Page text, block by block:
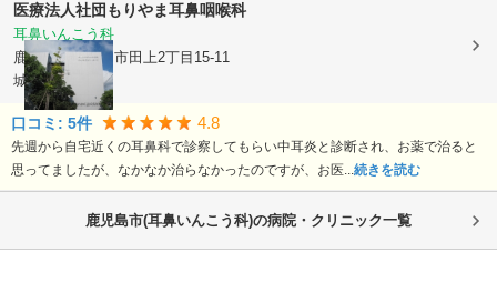
医療法人社団 もりやま耳鼻咽喉科
耳鼻いんこう科
鹿児島県鹿児島市田上2丁目15-11
城ケ平ビル
口コミ: 5件 4.8
先週から自宅近くの耳鼻科で診察してもらい中耳炎と診断され、お薬で治ると
思ってましたが、なかなか治らなかったのですが、お医...続きを読む
鹿児島市(耳鼻いんこう科)の病院・クリニック一覧